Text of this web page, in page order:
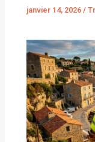
janvier 14, 2026/